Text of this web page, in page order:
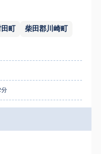
町
柴田郡川崎町
分